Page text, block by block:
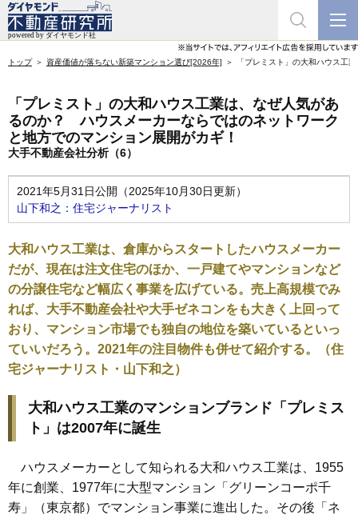
トップ 資産価値が落ちない新築マンション選び[2026年] 「プレミスト」の大和ハウス工
「プレミスト」の大和ハウス工業は、なぜ人気があ
るのか？ ハウスメーカーならではのネットワーク
と地方でのマンション展開がカギ！
大手不動産会社分析（6）
2021年5月31日公開（2025年10月30日更新）
山下和之：住宅ジャーナリスト
大和ハウス工業は、倉庫からスタートしたハウスメーカー
だが、現在は注文住宅のほか、一戸建てやマンションなど
の分譲住宅など幅広く事業を広げている。売上高規模でみ
れば、大手不動産会社や大手ゼネコンをも大きく上回って
おり、マンション市場でも独自の地位を築いているといっ
ていいだろう。2021年の注目物件も併せて紹介する。（住
宅ジャーナリスト・山下和之）
大和ハウス工業のマンションブランド「プレミス
ト」は2007年に誕生
ハウスメーカーとして知られる大和ハウス工業は、1955
年に創業、1977年に大型マンション「グリーンコーポ千
寿」（東京都）でマンション事業に進出した。その後「ネ